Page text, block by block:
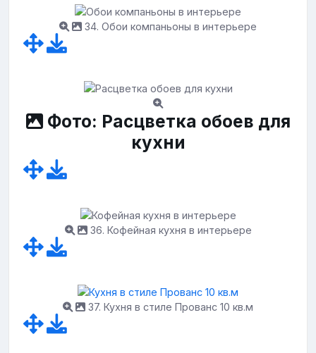
34. Обои компаньоны в интерьере
Фото: Расцветка обоев для
кухни
36. Кофейная кухня в интерьере
37. Кухня в стиле Прованс 10 кв.м